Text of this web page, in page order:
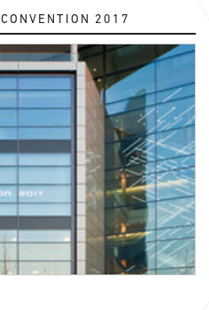
CONVENTION 2017